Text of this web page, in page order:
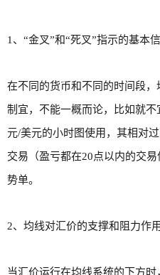
1、“金叉”和“死叉”指示的基本
在不同的货币和不同的时间段
制宜，不能一概而论，比如就
元/美元的小时图使用，其相对
交易（盈亏都在20点以内的交
势单。
2、均线对汇价的支撑和阻力作用
当汇价运行在均线系统的下方